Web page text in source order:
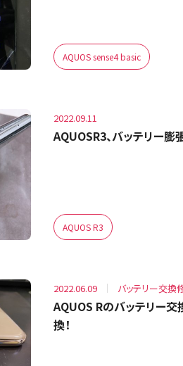
AQUOS sense4 basic
2022.09.11
AQUOSR3、バッテリー膨
AQUOS R3
2022.06.09 バッテリー交換
AQUOS Rのバッテリー交
換！